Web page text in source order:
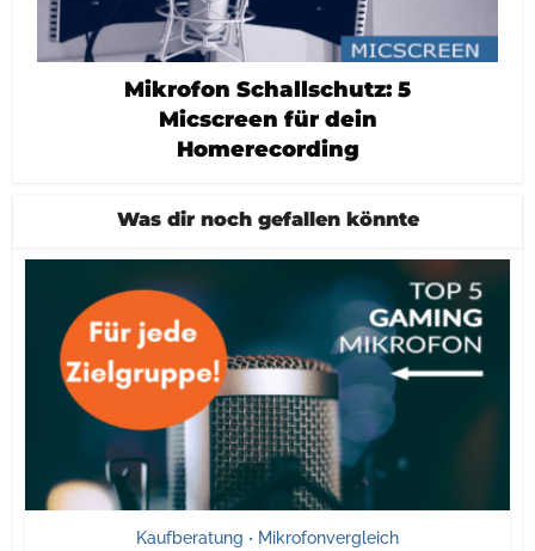
Mikrofon Schallschutz: 5
Micscreen für dein
Homerecording
Was dir noch gefallen könnte
Kaufberatung • Mikrofonvergleich